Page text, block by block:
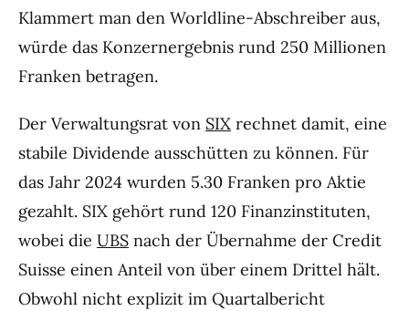
Klammert man den Worldline-Abschreiber aus,
würde das Konzernergebnis rund 250 Millionen
Franken betragen.
Der Verwaltungsrat von SIX rechnet damit, eine
stabile Dividende ausschütten zu können. Für
das Jahr 2024 wurden 5.30 Franken pro Aktie
gezahlt. SIX gehört rund 120 Finanzinstituten,
wobei die UBS nach der Übernahme der Credit
Suisse einen Anteil von über einem Drittel hält.
Obwohl nicht explizit im Quartalbericht